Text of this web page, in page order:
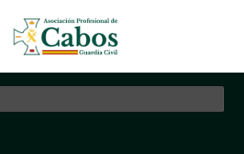
de Cabos de la Guardia